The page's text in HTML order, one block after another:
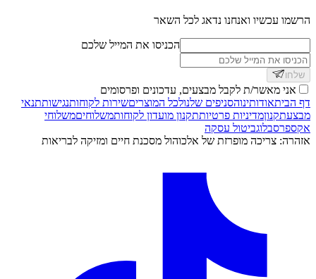
הרשמו עכשיו ואנחנו נדאג לכל השאר
הכניסו את המייל שלכם
שלחו
אני מאשר/ת לקבל מבצעים, עדכונים ופרסומים
דף הביתאודותינוהסניפים שלנולכל המוצריםשירות לקוחותנגישותתנאי
מבצעתקנוןמדיניות פרטיותתקנון מועדון לקוחותמשלוחיםמשלוחי
אקספרסבלוגביטול עסקה
אזהרה: צריכה מופרזת של אלכוהול מסכנת חיים ומזיקה לבריאות